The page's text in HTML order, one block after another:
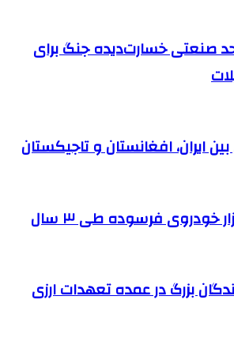
۵۰۰ واحد صنعتی خسارت‌دیده جنگ برای
بین ایران، افغانستان و تاجیکستان
بزرگ در عمده تعهدات ارزی